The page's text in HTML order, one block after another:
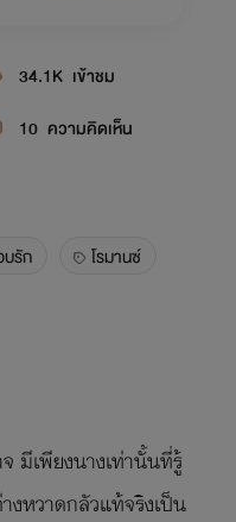
34.1K เข้าชม
10 ความคิดเห็น
บรัก
โรมานซ์
มีเพียงนางเท่านั้นที่รู้
หวาดกลัวแท้จริงเป็น